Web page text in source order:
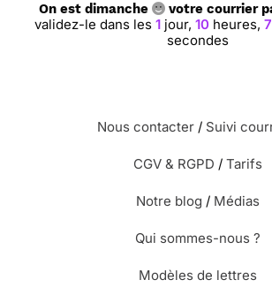
On est dimanche votre courrier
validez-le dans les 1jour, 10heures, 7
secondes
Nous contacter / Suivi
CGV & RGPD / Tarifs
Notre blog / Médias
Qui sommes-nous ?
Modèles de lettres